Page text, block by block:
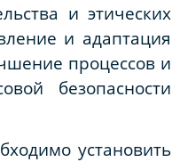
и этических
и адаптация
процессов и
безопасности
установить